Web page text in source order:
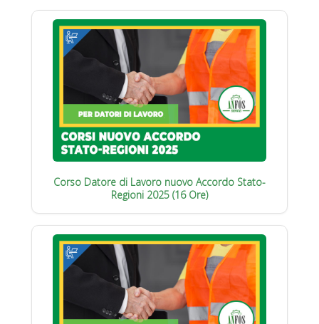
Corso Datore di Lavoro nuovo Accordo Stato-
Regioni 2025 (16 Ore)